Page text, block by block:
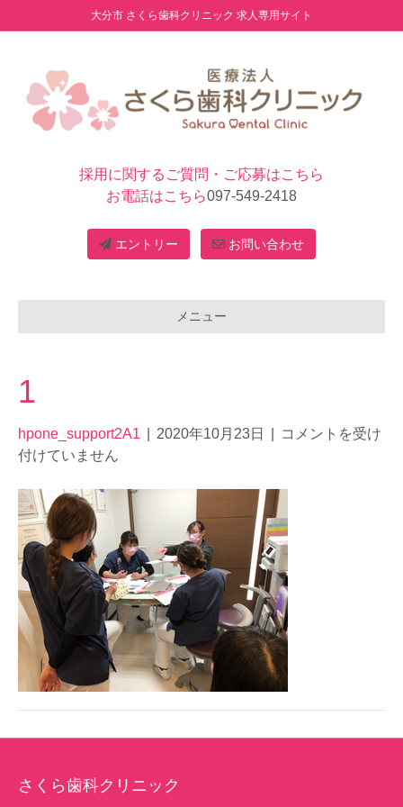
大分市 さくら歯科クリニック 求人専用サイト
採用に関するご質問・ご応募はこちら
お電話はこちら097-549-2418
エントリー お問い合わせ
メニュー
1
hpone_support2A1 2020年10月23日
コメントを受け
付けていません
さくら歯科クリニック